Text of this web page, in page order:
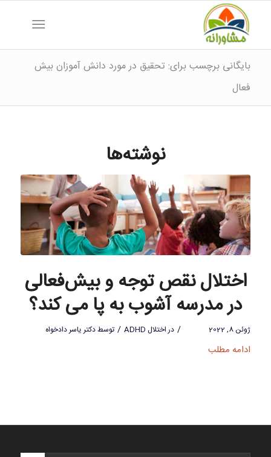
بایگانی برچسب برای: تحقیق در مورد دانش آموزان بیش
فعال
نوشته‌ها
اختلال نقص توجه و بیش‌فعالی
در مدرسه آشوب به پا می کند؟
ژوئن 8, 2022 / دراختلال ADHD / توسطدکتر یاسر دادخواه
ادامه مطلب